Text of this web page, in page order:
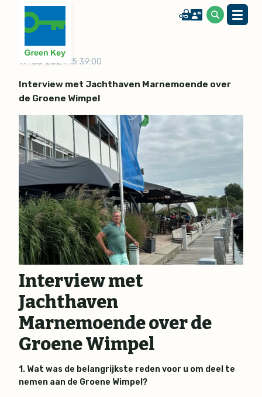
19-08-2024 15:39:00
Interview met Jachthaven Marnemoende over
de Groene Wimpel
Interview met
Jachthaven
Marnemoende over de
Groene Wimpel
1. Wat was de belangrijkste reden voor u om deel te
nemen aan de Groene Wimpel?